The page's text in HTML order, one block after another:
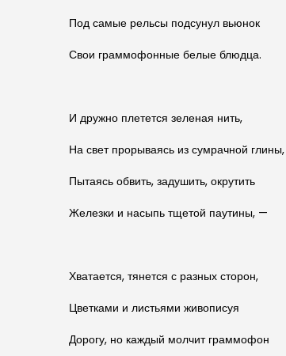
Под самые рельсы подсунул вьюнок
Свои граммофонные белые блюдца.
И дружно плетется зеленая нить,
На свет прорываясь из сумрачной глины,
Пытаясь обвить, задушить, окрутить
Железки и насыпь тщетой паутины, —
Хватается, тянется с разных сторон,
Цветками и листьями живописуя
Дорогу, но каждый молчит граммофон